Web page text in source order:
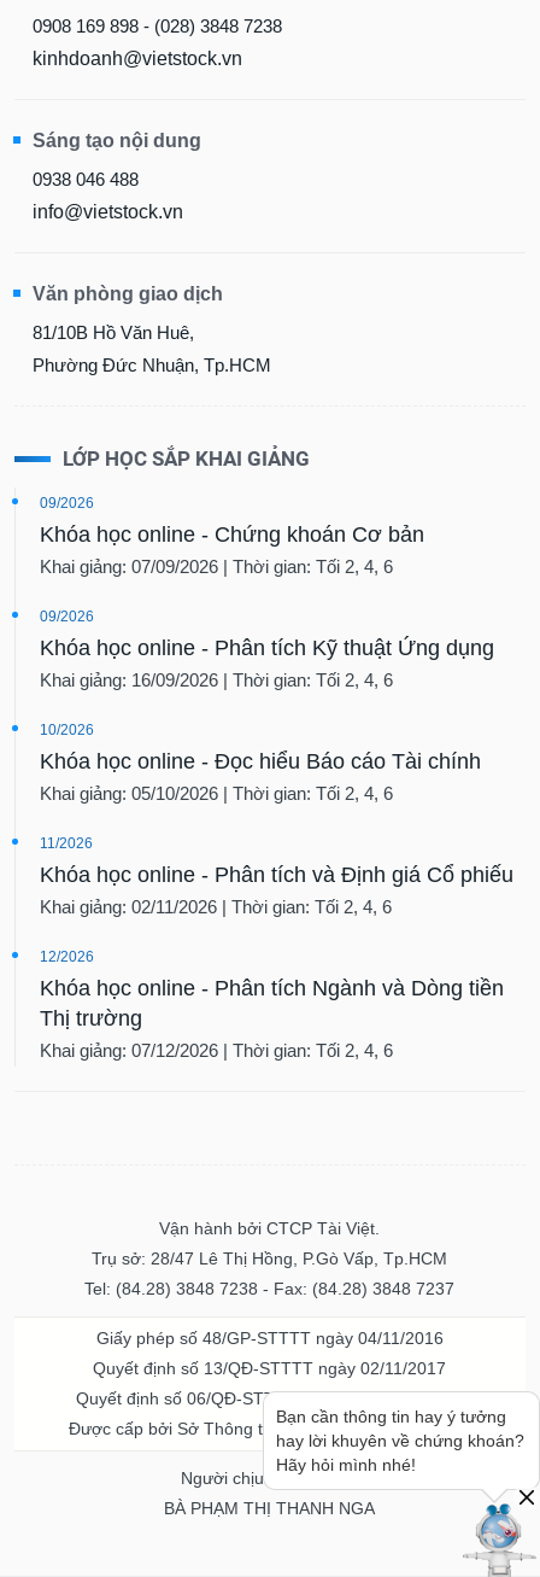
0908 169 898 - (028) 3848 7238
kinhdoanh@vietstock.vn
Sáng tạo nội dung
0938 046 488
info@vietstock.vn
Văn phòng giao dịch
81/10B Hồ Văn Huê,
Phường Đức Nhuận, Tp.HCM
LỚP HỌC SẮP KHAI GIẢNG
09/2026
Khóa học online - Chứng khoán Cơ bản
Khai giảng: 07/09/2026 | Thời gian: Tối 2, 4, 6
09/2026
Khóa học online - Phân tích Kỹ thuật Ứng dụng
Khai giảng: 16/09/2026 | Thời gian: Tối 2, 4, 6
10/2026
Khóa học online - Đọc hiểu Báo cáo Tài chính
Khai giảng: 05/10/2026 | Thời gian: Tối 2, 4, 6
11/2026
Khóa học online - Phân tích và Định giá Cổ phiếu
Khai giảng: 02/11/2026 | Thời gian: Tối 2, 4, 6
12/2026
Khóa học online - Phân tích Ngành và Dòng tiền
Thị trường
Khai giảng: 07/12/2026 | Thời gian: Tối 2, 4, 6
Vận hành bởi CTCP Tài Việt.
Trụ sở: 28/47 Lê Thị Hồng, P.Gò Vấp, Tp.HCM
Tel: (84.28) 3848 7238 - Fax: (84.28) 3848 7237
Giấy phép số 48/GP-STTTT ngày 04/11/2016
Quyết định số 13/QĐ-STTTT ngày 02/11/2017
Quyết định số 06/QĐ-STTTT-ICP ngày 20/07/2023
Được cấp bởi Sở Thông tin và Truyền thông TPHCM
Người chịu trách nhiệm
BÀ PHẠM THỊ THANH NGA
Bạn cần thông tin hay ý tưởng
hay lời khuyên về chứng khoán?
Hãy hỏi mình nhé!